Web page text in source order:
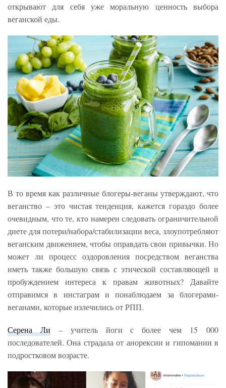
открывают для себя уже моральную ценность выбора
веганской еды.
В то время как различные блогеры-веганы утверждают, что
веганство – это чистая тенденция, кажется гораздо более
очевидным, что те, кто намерен следовать ограничительной
диете для потери/набора/стабилизации веса, злоупотребляют
веганским движением, чтобы оправдать свои привычки. Но
может ли процесс оздоровления посредством веганства
иметь также большую связь с этической составляющей и
пробуждением интереса к правам животных? Давайте
отправимся в инстаграм и понаблюдаем за блогерами-
веганами, которые излечились от РПП.
Серена Ли – учитель йоги с более чем 15 000
последователей. Она страдала от анорексии и гипомании в
подростковом возрасте.